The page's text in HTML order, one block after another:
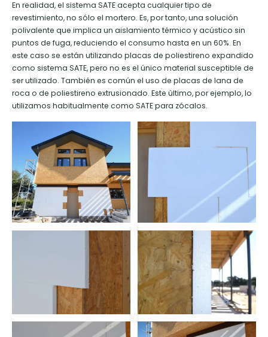
En realidad, el sistema SATE acepta cualquier tipo de
revestimiento, no sólo el mortero. Es, por tanto, una solución
polivalente que implica un aislamiento térmico y acústico sin
puntos de fuga, reduciendo el consumo hasta en un 60%. En
este caso se están utilizando placas de poliestireno expandido
como sistema SATE, pero no es el único material susceptible de
ser utilizado. También es común el uso de placas de lana de
roca o de poliestireno extrusionado. Este último, por ejemplo, lo
utilizamos habitualmente como SATE para zócalos.